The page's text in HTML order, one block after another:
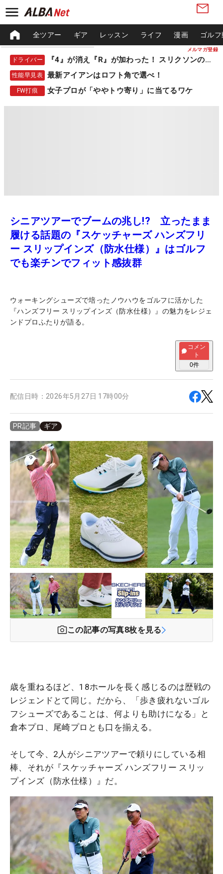
メルマガ登録
全ツアー ギア レッスン ライフ 漫画 ゴル
ドライバー 『4』が消え『R』が加わった！ スリクソンの新作
性能早見表 最新アイアンはロフト角で選べ！
FW打痕 女子プロが「ややトウ寄り」に当てるワケ
シニアツアーでブームの兆し!? 立ったまま
履ける話題の『スケッチャーズ ハンズフリ
ー スリップインズ（防水仕様）』はゴルフ
でも楽チンでフィット感抜群
ウォーキングシューズで培ったノウハウをゴルフに活かした
『ハンズフリー スリップインズ（防水仕様）』の魅力をレジェ
ンドプロふたりが語る。
コメン
ト
0件
配信日時： 2026年5月27日 17時00分
PR記事 ギア
この記事の写真8枚を見る
歳を重ねるほど、18ホールを長く感じるのは歴戦の
レジェンドとて同じ。だから、「歩き疲れないゴル
フシューズであることは、何よりも助けになる」と
倉本プロ、尾崎プロとも口を揃える。
そして今、2人がシニアツアーで頼りにしている相
棒、それが『スケッチャーズ ハンズフリー スリッ
プインズ（防水仕様）』だ。